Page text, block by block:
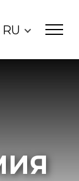
RU